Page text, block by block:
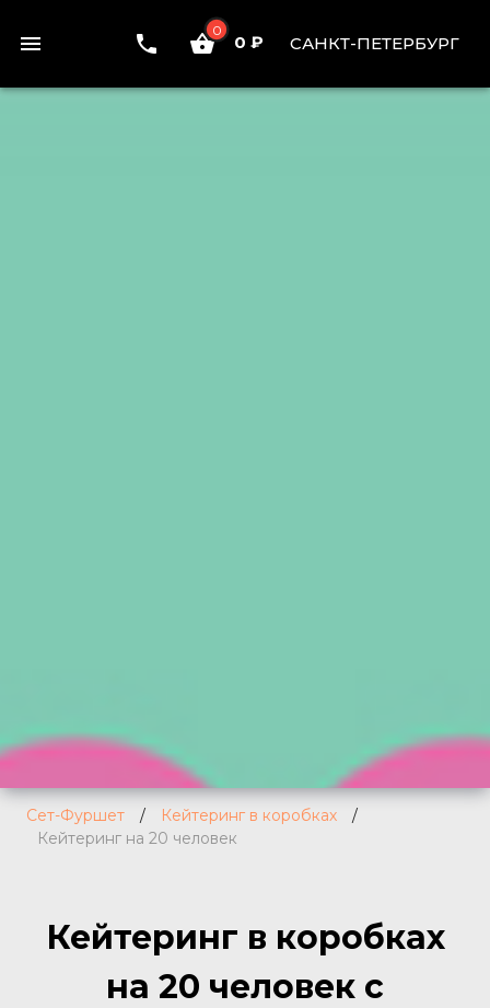
0
0 ₽ САНКТ-ПЕТЕРБУРГ
Сет-Фуршет / Кейтеринг в коробках
/
Кейтеринг на 20 человек
Кейтеринг в коробках
на 20 человек с